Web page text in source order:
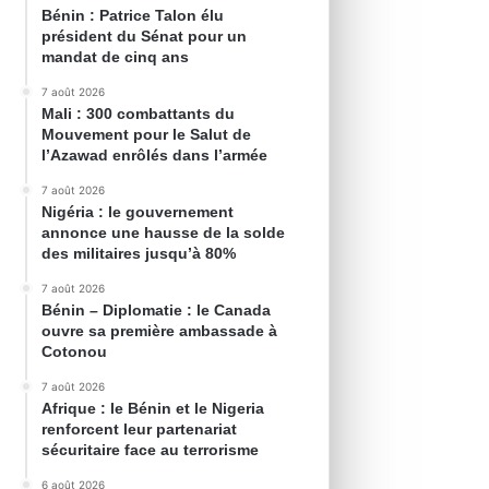
Bénin : Patrice Talon élu
président du Sénat pour un
mandat de cinq ans
7 août 2026
Mali : 300 combattants du
Mouvement pour le Salut de
l’Azawad enrôlés dans l’armée
7 août 2026
Nigéria : le gouvernement
annonce une hausse de la solde
des militaires jusqu’à 80%
7 août 2026
Bénin – Diplomatie : le Canada
ouvre sa première ambassade à
Cotonou
7 août 2026
Afrique : le Bénin et le Nigeria
renforcent leur partenariat
sécuritaire face au terrorisme
6 août 2026